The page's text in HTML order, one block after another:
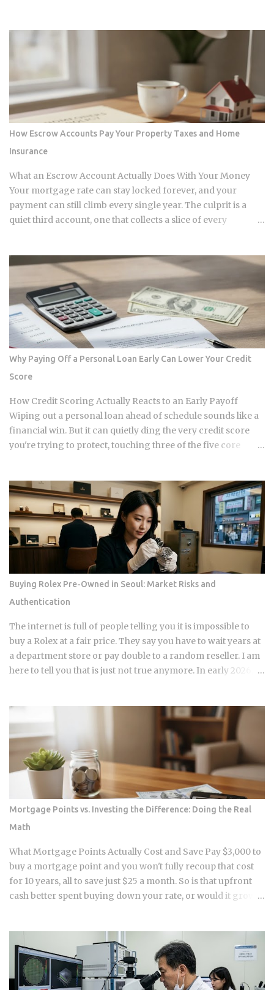
currently navigating a transition phase where the market is
no longer just anticipating stress; it is actively absorbing the
friction of a 148 basis point increase in average interest
rates. This is a fundamental shift in the financial ledger that
separates legacy valuations from the new economic reality
of 2026. The systemic logic of this crisis is defined by a
surgical extraction of equity rather than a uniform collapse.
We are seeing a pattern where the "extend and pretend"
strategies of the past eighteen months are hitting a point of
diminishing returns. Borrowers who pushed their
maturities from early 2025 into this...
How Escrow Accounts Pay Your Property Taxes and Home
Insurance
What an Escrow Account Actually Does With Your Money
Your mortgage rate can stay locked forever, and your
payment can still climb every single year. The culprit is a
quiet third account, one that collects a slice of every
does and why it moves, you can budget with confidence
instead of getting blindsided by a bill you never saw
coming. The setup happens automatically for most
borrowers at closing. Lenders calculate your estimated
annual property tax and insurance costs, divide by 12, and
add that figure on top of your principal and interest
payment. Bills don't arrive exactly when the account opens,
so lenders usually require a cushion: you prepay a few
months of escrow deposits upfront so the account isn't
sitting empty when the first tax or insurance bill lands. One
monthly payment covers principal, interest, taxes, and
insurance, a structure lende...
Why Paying Off a Personal Loan Early Can Lower Your Credit
Score
How Credit Scoring Actually Reacts to an Early Payoff
Wiping out a personal loan ahead of schedule sounds like a
financial win. But it can quietly ding the very credit score
you're trying to protect, touching three of the five core
actually pay to keep that loan open a little longer? Payment
history takes a hit in a subtle way: an open loan builds a
running record of on-time payments, while a closed one
stops adding new evidence that you pay your bills. Credit
mix shrinks. Lenders like to see a blend of installment loans
and revolving credit like cards, so losing the installment
account can narrow that mix. Your debt-to-income ratio
improves, though DTI itself isn't a factor in credit scoring.
Lenders use it to judge loan affordability, and a ratio near
36% or less generally reads as favorable to them. A shorter
credit file feels an early closure more than...
Buying Rolex Pre-Owned in Seoul: Market Risks and
Authentication
The internet is full of people telling you it is impossible to
buy a Rolex at a fair price. They say you have to wait years at
a department store or pay double to a random reseller. I am
here to tell you that is just not true anymore. In early 2026,
going to lose money. I have spent years watching the shops
in Apgujeong and tracking the real numbers. The "open
run" craze is over, and a new, smarter era of watch investing
has started. This guide is my personal take on how to
navigate the Seoul secondary market without getting
burned. The Great Correction of the Apgujeong Luxury
Resale Market The massive lines outside department stores
are mostly gone now. In January 2026, Rolex raised their
retail prices again by about 2.5% to 6%. While the official
prices went up, the resale prices in places like Apgujeong
actually stayed flat or even drop...
Mortgage Points vs. Investing the Difference: Doing the Real
Math
What Mortgage Points Actually Cost and Save Pay $3,000 to
buy a mortgage point and you won't fully recoup that cost
for 10 years, all to save just $25 a month. So is that upfront
cash better spent buying down your rate, or would it grow
closing . Rate reduction per point: 0.125% to 0.25%, per
Chase and Rocket Mortgage guidance. You get the savings
as a lower monthly payment , not a lump sum refund. Break-
even formula: Cost of Points divided by Monthly Savings,